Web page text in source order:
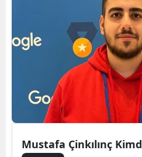
Mustafa Çinkılınç